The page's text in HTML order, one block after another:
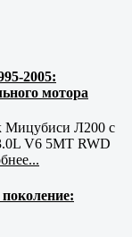
2005:
мотора
Мицубиси Л200 с
V6 5MT RWD